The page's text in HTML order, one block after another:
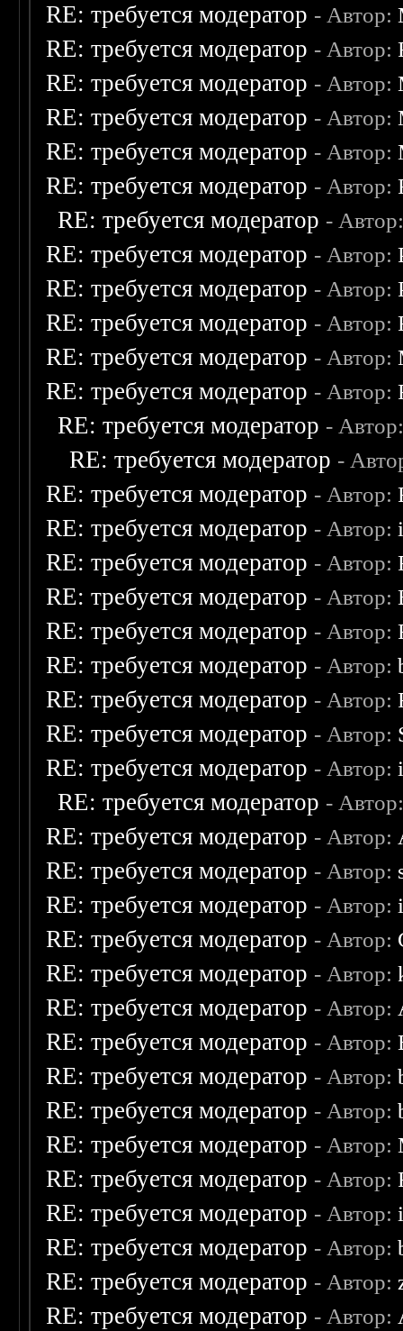
RE: требуется модератор - Автор:
RE: требуется модератор - Автор:
RE: требуется модератор - Автор:
RE: требуется модератор - Автор:
RE: требуется модератор - Автор:
RE: требуется модератор - Автор:
RE: требуется модератор -
RE: требуется модератор - Автор:
RE: требуется модератор - Автор:
RE: требуется модератор - Автор:
RE: требуется модератор - Автор:
RE: требуется модератор - Автор:
RE: требуется модератор -
RE: требуется модератор -
RE: требуется модератор - Автор:
RE: требуется модератор - Автор:
RE: требуется модератор - Автор:
RE: требуется модератор - Автор:
RE: требуется модератор - Автор:
RE: требуется модератор - Автор:
RE: требуется модератор - Автор:
RE: требуется модератор - Автор:
RE: требуется модератор - Автор:
RE: требуется модератор -
RE: требуется модератор - Автор:
RE: требуется модератор - Автор:
RE: требуется модератор - Автор:
RE: требуется модератор - Автор:
RE: требуется модератор - Автор:
RE: требуется модератор - Автор:
RE: требуется модератор - Автор:
RE: требуется модератор - Автор:
RE: требуется модератор - Автор:
RE: требуется модератор - Автор:
RE: требуется модератор - Автор:
RE: требуется модератор - Автор:
RE: требуется модератор - Автор:
RE: требуется модератор - Автор:
RE: требуется модератор - Автор: